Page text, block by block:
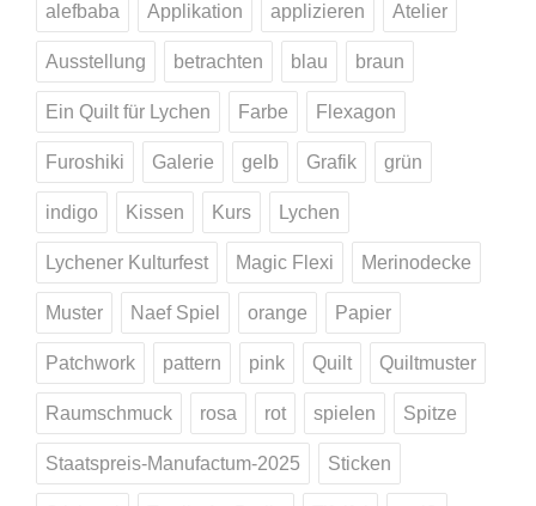
alefbaba Applikation applizieren Atelier
Ausstellung betrachten blau braun
Ein Quilt für Lychen Farbe Flexagon
Furoshiki Galerie gelb Grafik grün
indigo Kissen Kurs Lychen
Lychener Kulturfest Magic Flexi Merinodecke
Muster Naef Spiel orange Papier
Patchwork pattern pink Quilt Quiltmuster
Raumschmuck rosa rot spielen Spitze
Staatspreis-Manufactum-2025 Sticken